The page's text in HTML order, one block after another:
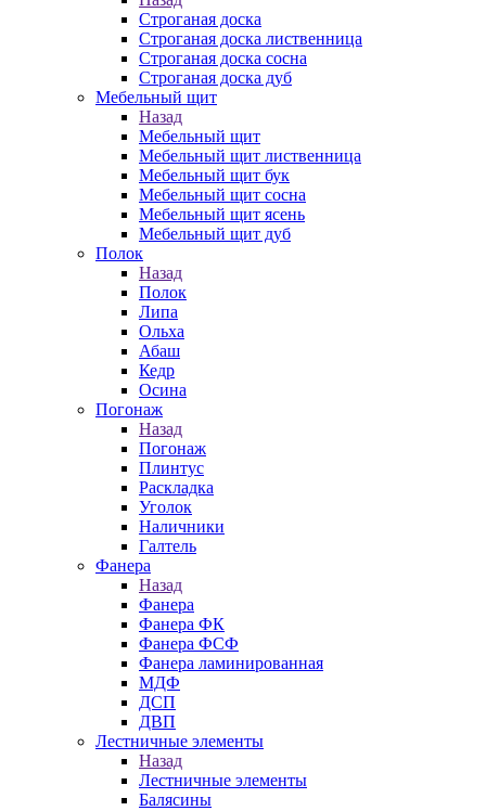
Строганая доска
Строганая доска лиственница
Строганая доска сосна
Строганая доска дуб
Мебельный щит
Назад
Мебельный щит
Мебельный щит лиственница
Мебельный щит бук
Мебельный щит сосна
Мебельный щит ясень
Мебельный щит дуб
Полок
Назад
Полок
Липа
Ольха
Абаш
Кедр
Осина
Погонаж
Назад
Погонаж
Плинтус
Раскладка
Уголок
Наличники
Галтель
Фанера
Назад
Фанера
Фанера ФК
Фанера ФСФ
Фанера ламинированная
МДФ
ДСП
ДВП
Лестничные элементы
Назад
Лестничные элементы
Балясины